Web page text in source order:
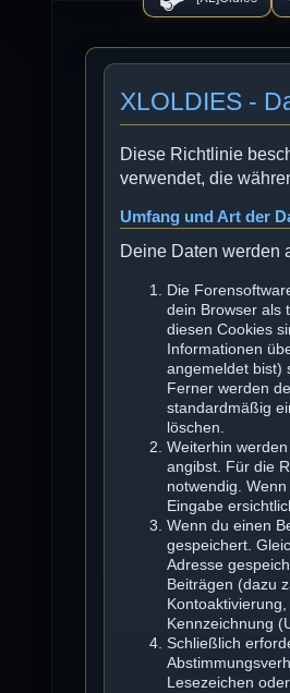
XLOLDIES -
Diese Richtlinie
verwendet, die
Umfang und Art der
Deine Daten werden
Die
dein Browser als
diesen Cookies
Informationen
angemeldet bist)
Ferner werden
standardmäßig
löschen.
Weiterhin
angibst. Für die
notwendig.
Eingabe
Wenn du einen
gespeichert.
Adresse
Beiträgen (dazu
Kennzeichnung
Schließlich
Lesezeichen